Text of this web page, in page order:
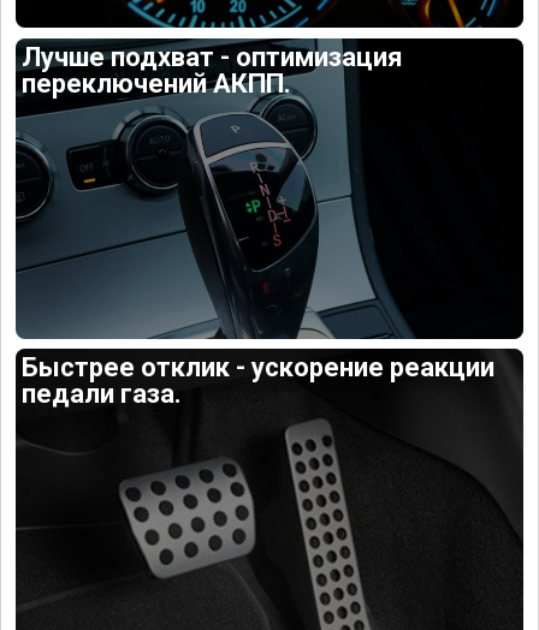
Лучше подхват - оптимизация
переключений АКПП.
Быстрее отклик - ускорение реакции
педали газа.